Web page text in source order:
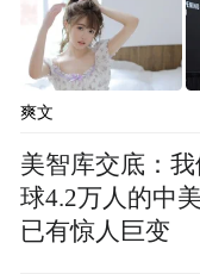
夺天工的指尖
人物展现了学
特别是在皮雕
将现代审美元
实用性与艺术
驻足拍照，对
爽文
美智库交底：
球4.2万人的中
已有惊人巨变